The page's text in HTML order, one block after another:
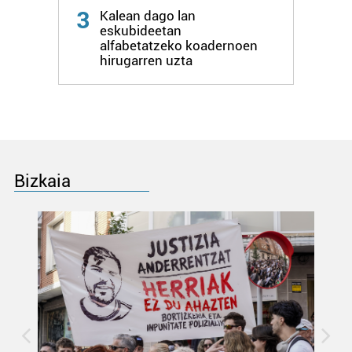
zure baimena Cookieen adierazpenean.
Webgune honek cookie propioak eta hirugarrenen cookie-
3
Kalean dago lan
eskubideetan
alfabetatzeko koadernoen
hirugarren uzta
Bizkaia